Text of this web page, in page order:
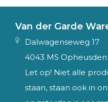
Van der Garde
Dalwagenseweg 17
4043 MS Opheusden
Let op! Niet alle
staan, staan ook in